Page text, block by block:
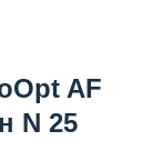
AF
N 25